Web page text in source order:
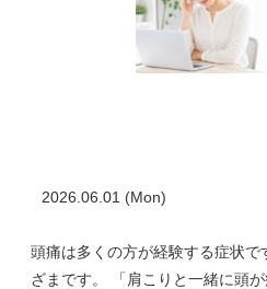
2026.06.01 (Mon)
頭痛は多くの方が経験する症状で
ざまです。 「肩こりと一緒に頭